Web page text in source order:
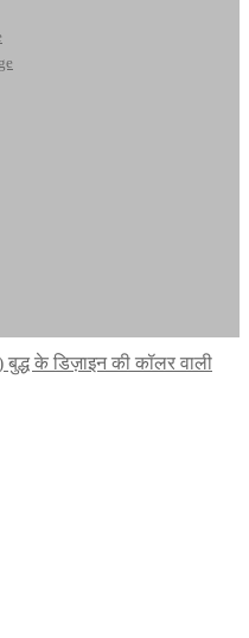
के डिज़ाइन की कॉलर वाली